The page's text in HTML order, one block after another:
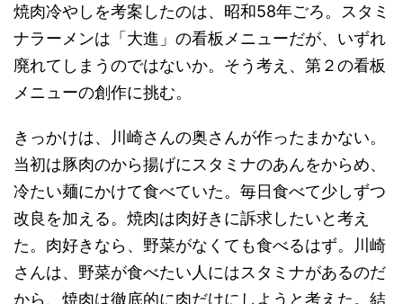
焼肉冷やしを考案したのは、昭和58年ごろ。スタミ
ナラーメンは「大進」の看板メニューだが、いずれ
廃れてしまうのではないか。そう考え、第２の看板
メニューの創作に挑む。
きっかけは、川崎さんの奥さんが作ったまかない。
当初は豚肉のから揚げにスタミナのあんをからめ、
冷たい麺にかけて食べていた。毎日食べて少しずつ
改良を加える。焼肉は肉好きに訴求したいと考え
た。肉好きなら、野菜がなくても食べるはず。川崎
さんは、野菜が食べたい人にはスタミナがあるのだ
から、焼肉は徹底的に肉だけにしようと考えた。結